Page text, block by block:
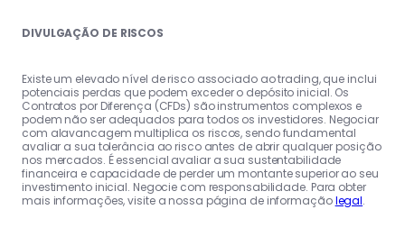
DIVULGAÇÃO DE RISCOS
Existe um elevado nível de risco associado ao trading, que inclui
potenciais perdas que podem exceder o depósito inicial. Os
Contratos por Diferença (CFDs) são instrumentos complexos e
podem não ser adequados para todos os investidores. Negociar
com alavancagem multiplica os riscos, sendo fundamental
avaliar a sua tolerância ao risco antes de abrir qualquer posição
nos mercados. É essencial avaliar a sua sustentabilidade
financeira e capacidade de perder um montante superior ao seu
investimento inicial. Negocie com responsabilidade. Para obter
mais informações, visite a nossa página de informaçãolegal.